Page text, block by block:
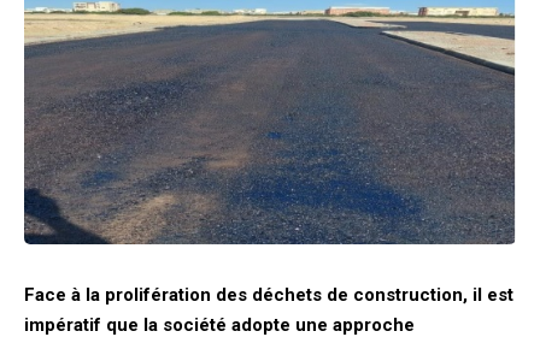
Face à la prolifération des déchets de construction, il est
impératif que la société adopte une approche